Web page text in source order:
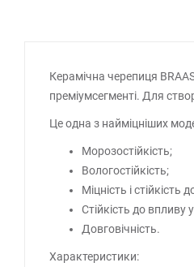
Керамічна черепиця
преміумсегменті. Для
Це одна з найміцніших
Морозостійкість;
Вологостійкість;
Міцність і
Стійкість до впливу
Довговічність.
Характеристики: